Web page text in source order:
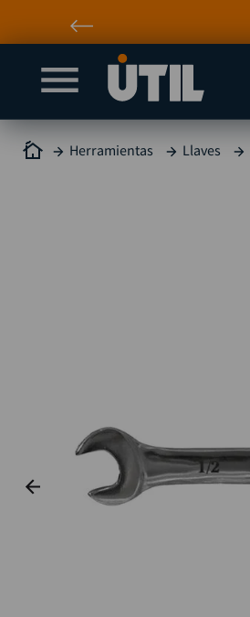
Herramientas Llaves